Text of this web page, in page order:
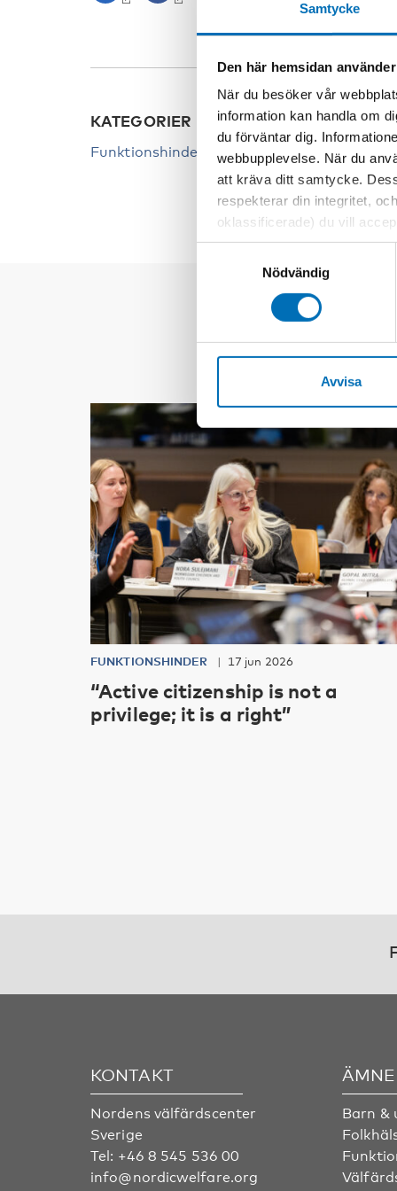
Samtycke
Den här hemsidan
När du besöker vår
information kan handla om
du förväntar dig.
webbupplevelse. När du
att kräva ditt samtycke.
respekterar din integritet,
oklassificerade) du vill
inställningar för cookies.
vi erbjuder. Om du har
Nödvändig
Avvisa
KATEGORIER
Funktionshinder
FUNKTIONSHINDER 17 jun 2026
“Active citizenship is not a
privilege; it is a right”
KONTAKT
Nordens välfärdscenter
Sverige
Tel: +46 8 545 536 00
info@nordicwelfare.org
Barn &